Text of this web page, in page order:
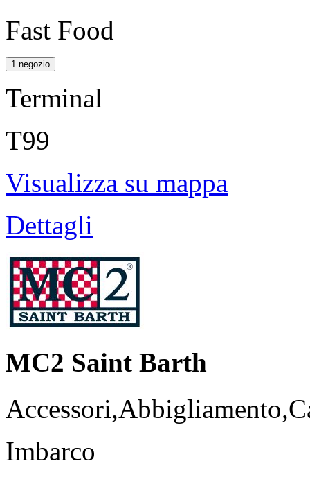
Fast Food
1 negozio
Terminal
T99
Visualizza su mappa
Dettagli
MC2 Saint Barth
Imbarco